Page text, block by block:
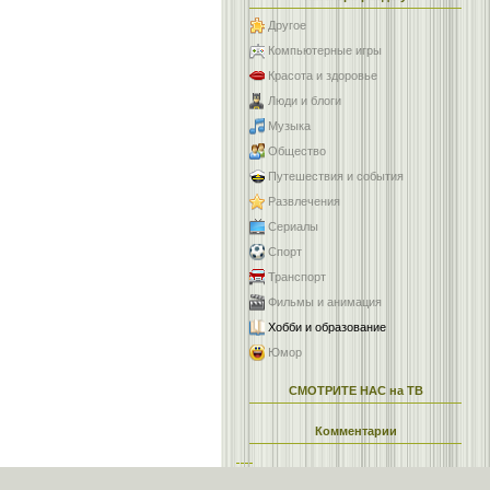
Другое
Компьютерные игры
Красота и здоровье
Люди и блоги
Музыка
Общество
Путешествия и события
Развлечения
Сериалы
Спорт
Транспорт
Фильмы и анимация
Хобби и образование
Юмор
СМОТРИТЕ НАС на ТВ
Комментарии